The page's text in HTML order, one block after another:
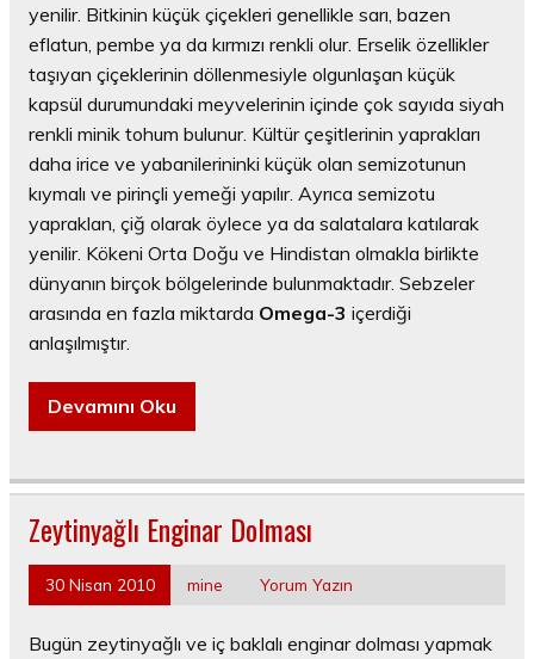
yenilir. Bitkinin küçük çiçekleri genellikle sarı, bazen
eflatun, pembe ya da kırmızı renkli olur. Erselik özellikler
taşıyan çiçeklerinin döllenmesiyle olgunlaşan küçük
kapsül durumundaki meyvelerinin içinde çok sayıda siyah
renkli minik tohum bulunur. Kültür çeşitlerinin yaprakları
daha irice ve yabanilerininki küçük olan semizotunun
kıymalı ve pirinçli yemeği yapılır. Ayrıca semizotu
yapraklan, çiğ olarak öylece ya da salatalara katılarak
yenilir. Kökeni Orta Doğu ve Hindistan olmakla birlikte
dünyanın birçok bölgelerinde bulunmaktadır. Sebzeler
arasında en fazla miktarda Omega-3 içerdiği
anlaşılmıştır.
Devamını Oku
Zeytinyağlı Enginar Dolması
30 Nisan 2010 mine Yorum Yazın
Bugün zeytinyağlı ve iç baklalı enginar dolması yapmak